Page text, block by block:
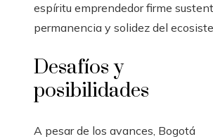
espíritu emprendedor firme
permanencia y solidez del
Desafíos y
posibilidades
A pesar de los avances, Bogotá